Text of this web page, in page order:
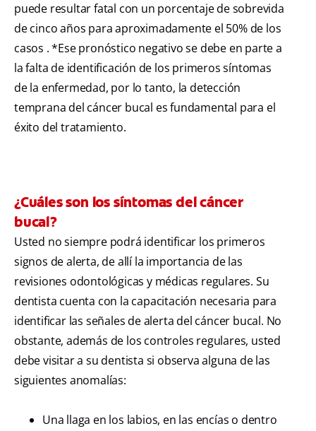
puede resultar fatal con un porcentaje de sobrevida
de cinco años para aproximadamente el 50% de los
casos . *Ese pronóstico negativo se debe en parte a
la falta de identificación de los primeros síntomas
de la enfermedad, por lo tanto, la detección
temprana del cáncer bucal es fundamental para el
éxito del tratamiento.
¿Cuáles son los síntomas del cáncer
bucal?
Usted no siempre podrá identificar los primeros
signos de alerta, de allí la importancia de las
revisiones odontológicas y médicas regulares. Su
dentista cuenta con la capacitación necesaria para
identificar las señales de alerta del cáncer bucal. No
obstante, además de los controles regulares, usted
debe visitar a su dentista si observa alguna de las
siguientes anomalías:
Una llaga en los labios, en las encías o dentro